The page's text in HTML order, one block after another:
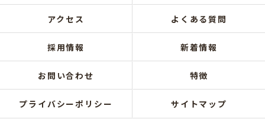
アクセス よくある質問
採用情報 新着情報
お問い合わせ 特徴
プライバシーポリシー サイトマップ